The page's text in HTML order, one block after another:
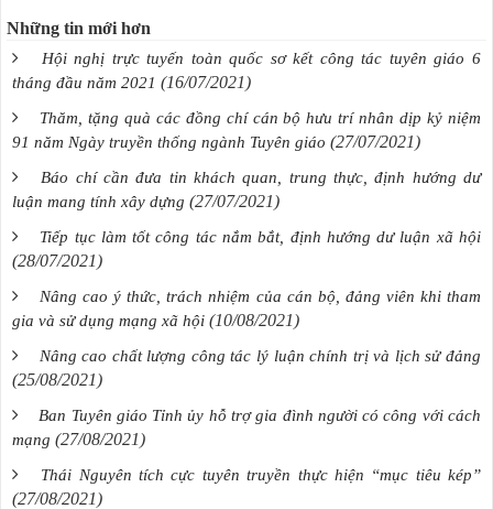
Những tin mới hơn
Hội nghị trực tuyến toàn quốc sơ kết công tác tuyên giáo 6
tháng đầu năm 2021 (16/07/2021)
Thăm, tặng quà các đồng chí cán bộ hưu trí nhân dịp kỷ niệm
91 năm Ngày truyền thống ngành Tuyên giáo (27/07/2021)
Báo chí cần đưa tin khách quan, trung thực, định hướng dư
luận mang tính xây dựng (27/07/2021)
Tiếp tục làm tốt công tác nắm bắt, định hướng dư luận xã hội
(28/07/2021)
Nâng cao ý thức, trách nhiệm của cán bộ, đảng viên khi tham
gia và sử dụng mạng xã hội (10/08/2021)
Nâng cao chất lượng công tác lý luận chính trị và lịch sử đảng
(25/08/2021)
Ban Tuyên giáo Tỉnh ủy hỗ trợ gia đình người có công với cách
mạng (27/08/2021)
Thái Nguyên tích cực tuyên truyền thực hiện “mục tiêu kép”
(27/08/2021)